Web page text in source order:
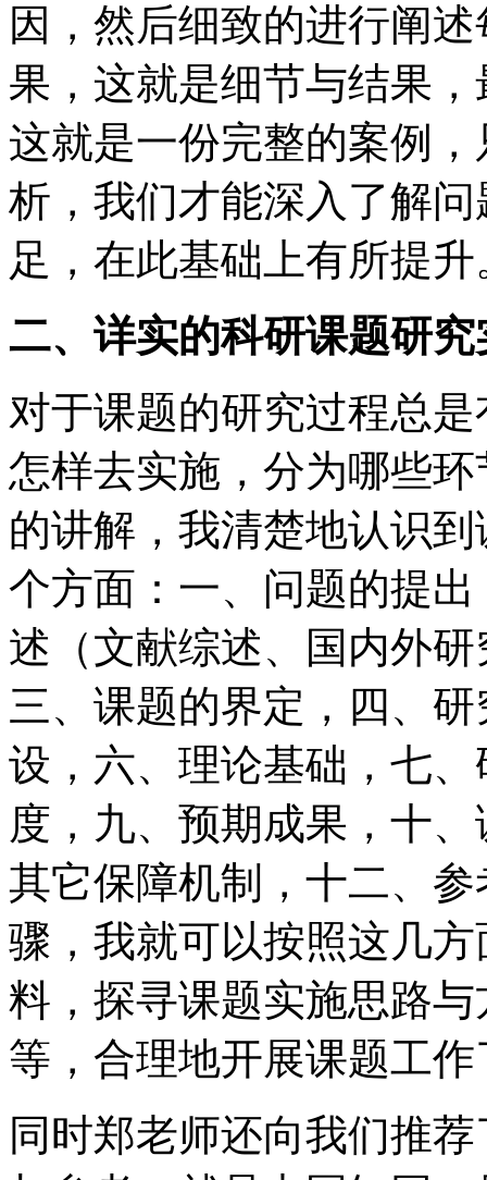
因，然后细致的进行阐
果，这就是细节与结果
这就是一份完整的案例
析，我们才能深入了解
足，在此基础上有所提升
二、详实的科研课题研
对于课题的研究过程总
怎样去实施，分为哪些
的讲解，我清楚地认识
个方面：一、问题的提
述（文献综述、国内外
三、课题的界定，四、
设，六、理论基础，七
度，九、预期成果，十
其它保障机制，十二、
骤，我就可以按照这几
料，探寻课题实施思路
等，合理地开展课题工作
同时郑老师还向我们推